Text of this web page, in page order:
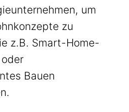
um
zu
z.B. Smart-Home-
Bauen